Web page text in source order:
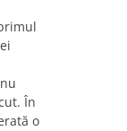
În
o